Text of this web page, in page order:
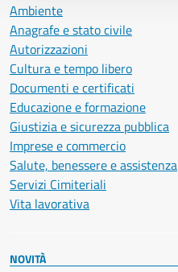
Ambiente
Anagrafe e stato civile
Autorizzazioni
Cultura e tempo libero
Documenti e certificati
Educazione e formazione
Giustizia e sicurezza pubblica
Imprese e commercio
Salute, benessere e assistenza
Servizi Cimiteriali
Vita lavorativa
NOVITÀ